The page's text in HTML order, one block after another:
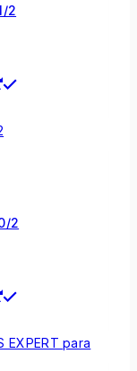
2
2